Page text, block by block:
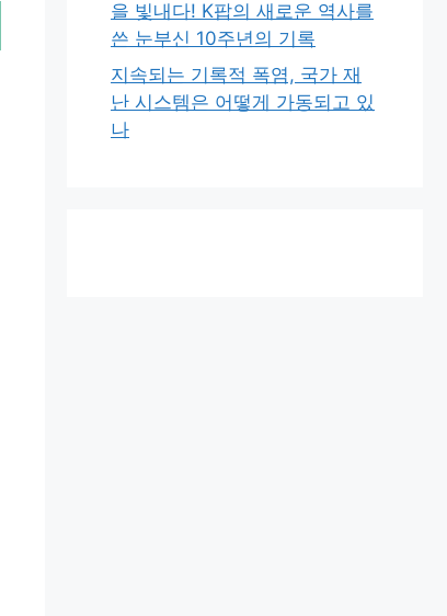
을 빛내다! K팝의 새로운 역사를
쓴 눈부신 10주년의 기록
지속되는 기록적 폭염, 국가 재
난 시스템은 어떻게 가동되고 있
나